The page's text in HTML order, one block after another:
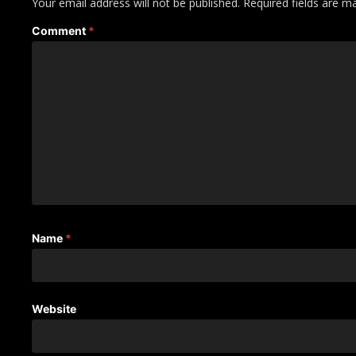
Comment *
Name *
Website